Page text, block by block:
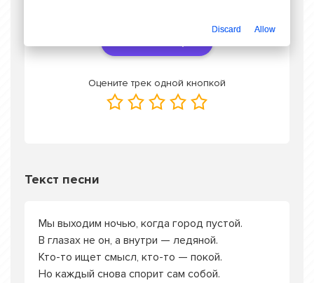
Оцените трек одной кнопкой
Текст песни
Мы выходим ночью, когда город пустой.
В глазах не он, а внутри — ледяной.
Кто-то ищет смысл, кто-то — покой.
Но каждый снова спорит сам собой.
Discard Allow